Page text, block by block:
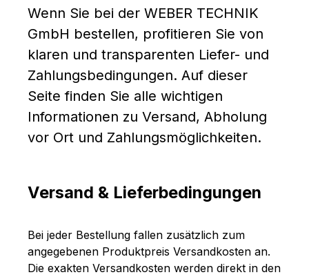
Wenn Sie bei der WEBER TECHNIK
GmbH bestellen, profitieren Sie von
klaren und transparenten Liefer- und
Zahlungsbedingungen. Auf dieser
Seite finden Sie alle wichtigen
Informationen zu Versand, Abholung
vor Ort und Zahlungsmöglichkeiten.
Versand & Lieferbedingungen
Bei jeder Bestellung fallen zusätzlich zum
angegebenen Produktpreis Versandkosten an.
Die exakten Versandkosten werden direkt in den